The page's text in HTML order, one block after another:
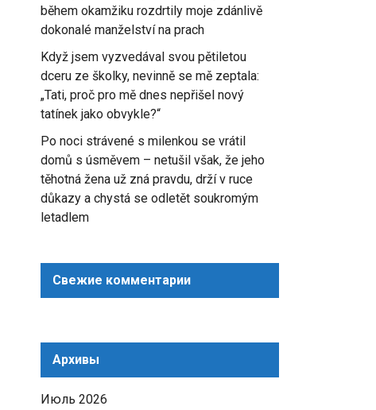
během okamžiku rozdrtily moje zdánlivě
dokonalé manželství na prach
Když jsem vyzvedával svou pětiletou
dceru ze školky, nevinně se mě zeptala:
„Tati, proč pro mě dnes nepřišel nový
tatínek jako obvykle?“
Po noci strávené s milenkou se vrátil
domů s úsměvem – netušil však, že jeho
těhotná žena už zná pravdu, drží v ruce
důkazy a chystá se odletět soukromým
letadlem
Свежие комментарии
Архивы
Июль 2026